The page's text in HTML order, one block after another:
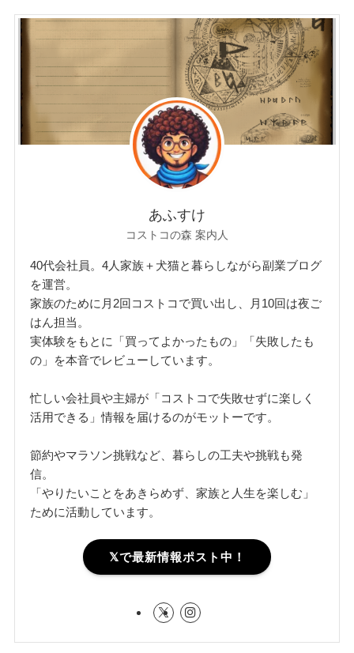
あふすけ
コストコの森 案内人
40代会社員。4人家族＋犬猫と暮らしながら副業ブログ
を運営。
家族のために月2回コストコで買い出し、月10回は夜ご
はん担当。
実体験をもとに「買ってよかったもの」「失敗したも
の」を本音でレビューしています。
忙しい会社員や主婦が「コストコで失敗せずに楽しく
活用できる」情報を届けるのがモットーです。
節約やマラソン挑戦など、暮らしの工夫や挑戦も発
信。
「やりたいことをあきらめず、家族と人生を楽しむ」
ために活動しています。
𝕏で最新情報ポスト中！